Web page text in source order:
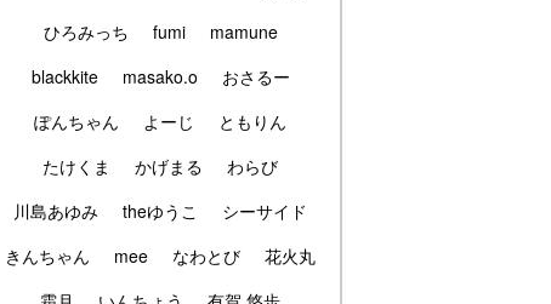
ひろみっち
fumi
mamune
blackkite
masako.o
おさるー
ぽんちゃん
よーじ
ともりん
たけくま
かげまる
わらび
川島あゆみ
theゆうこ
シーサイド
きんちゃん
mee なわとび
花火丸